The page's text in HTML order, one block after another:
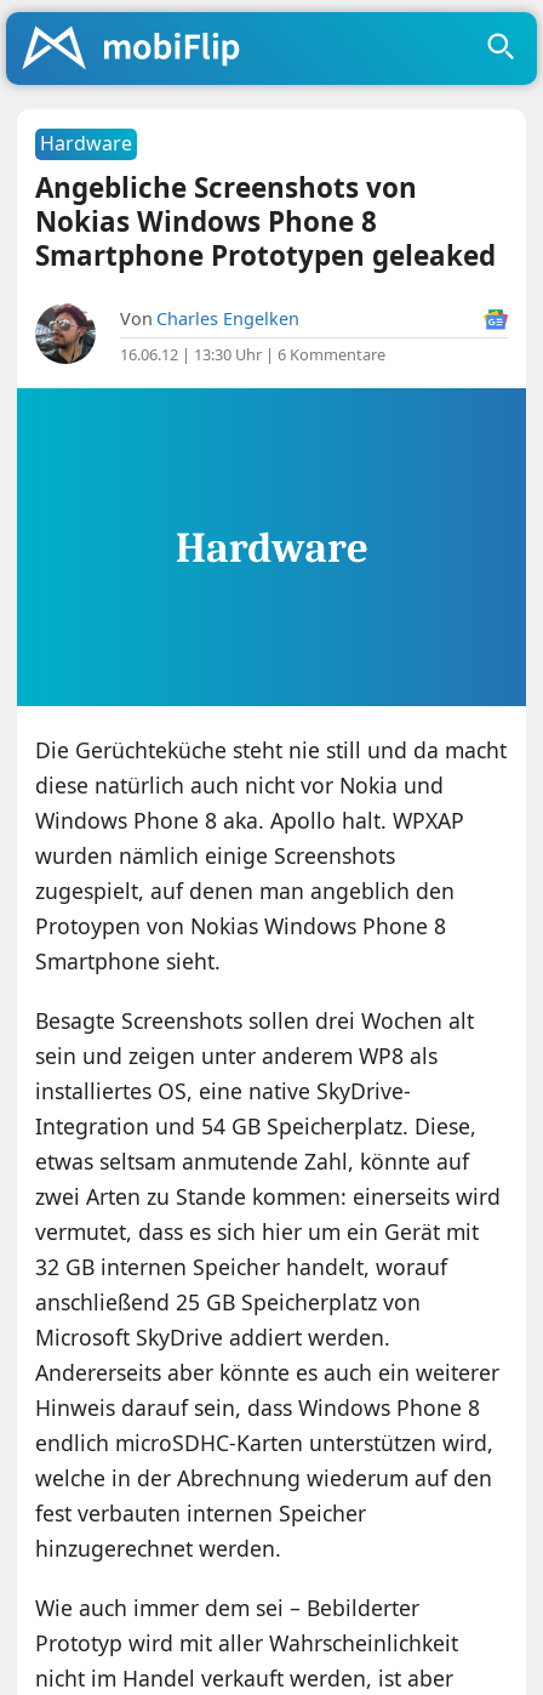
Hardware
Angebliche Screenshots von
Nokias Windows Phone 8
Smartphone Prototypen geleaked
Von Charles Engelken
16.06.12 | 13:30 Uhr |6 Kommentare
Die Gerüchteküche steht nie still und da macht
diese natürlich auch nicht vor Nokia und
Windows Phone 8 aka. Apollo halt. WPXAP
wurden nämlich einige Screenshots
zugespielt, auf denen man angeblich den
Protoypen von Nokias Windows Phone 8
Smartphone sieht.
Besagte Screenshots sollen drei Wochen alt
sein und zeigen unter anderem WP8 als
installiertes OS, eine native SkyDrive-
Integration und 54 GB Speicherplatz. Diese,
etwas seltsam anmutende Zahl, könnte auf
zwei Arten zu Stande kommen: einerseits wird
vermutet, dass es sich hier um ein Gerät mit
32 GB internen Speicher handelt, worauf
anschließend 25 GB Speicherplatz von
Microsoft SkyDrive addiert werden.
Andererseits aber könnte es auch ein weiterer
Hinweis darauf sein, dass Windows Phone 8
endlich microSDHC-Karten unterstützen wird,
welche in der Abrechnung wiederum auf den
fest verbauten internen Speicher
hinzugerechnet werden.
Wie auch immer dem sei – Bebilderter
Prototyp wird mit aller Wahrscheinlichkeit
nicht im Handel verkauft werden, ist aber